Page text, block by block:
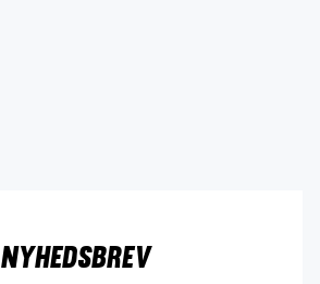
Nyhedsbrev